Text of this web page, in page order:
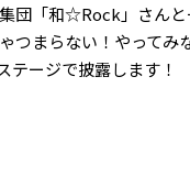
団「和☆Rock」さんと
つまらない！やってみ
テージで披露します！